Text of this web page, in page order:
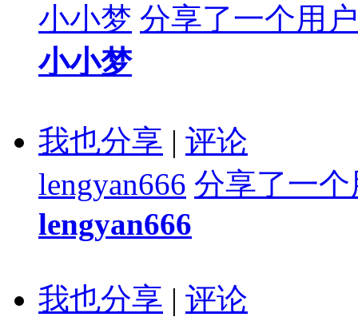
小小梦 分享了一个用户
小小梦
我也分享 | 评论
lengyan666 分享了一个
lengyan666
我也分享 | 评论